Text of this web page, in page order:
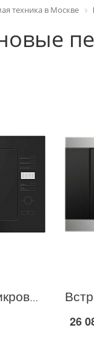
техника в Москве
Встраиваемая микроволновая печь MAUNFELD MBMO.25.7GB в Москве
26